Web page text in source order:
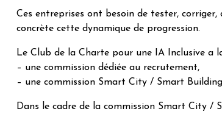
Ces entreprises ont besoin de tester, corriger,
concrète cette dynamique de progression.
Le Club de la Charte pour une IA Inclusive a
– une commission dédiée au recrutement,
– une commission Smart City / Smart
Dans le cadre de la commission Smart City /